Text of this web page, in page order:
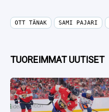
OTT TÄNAK SAMI PAJARI
TUOREIMMAT UUTISET